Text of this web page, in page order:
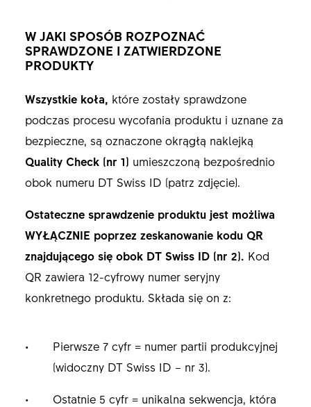
W JAKI SPOSÓB ROZPOZNAĆ
SPRAWDZONE I ZATWIERDZONE
PRODUKTY
Wszystkie koła, które zostały sprawdzone
podczas procesu wycofania produktu i uznane za
bezpieczne, są oznaczone okrągłą naklejką
Quality Check (nr 1) umieszczoną bezpośrednio
obok numeru DT Swiss ID (patrz zdjęcie).
Ostateczne sprawdzenie produktu jest możliwa
WYŁĄCZNIE poprzez zeskanowanie kodu QR
znajdującego się obok DT Swiss ID (nr 2). Kod
QR zawiera 12-cyfrowy numer seryjny
konkretnego produktu. Składa się on z:
Pierwsze 7 cyfr = numer partii produkcyjnej
(widoczny DT Swiss ID – nr 3).
Ostatnie 5 cyfr = unikalna sekwencja, która